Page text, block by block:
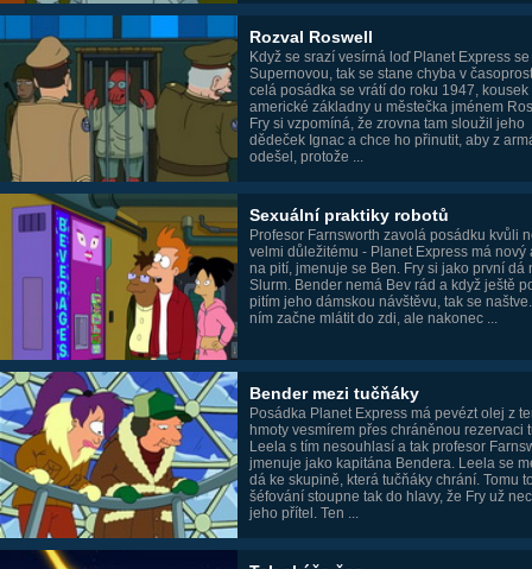
Rozval Roswell
Když se srazí vesírná loď Planet Express se
Supernovou, tak se stane chyba v
celá posádka se vrátí do roku 1947, kousek
americké základny u městečka jménem
Fry si vzpomíná, že zrovna tam sloužil jeho
dědeček Ignac a chce ho přinutit, aby z
odešel, protože ...
Sexuální praktiky robotů
Profesor Farnsworth zavolá posádku kvůli
velmi důležitému - Planet Express má nový
na pití, jmenuje se Ben. Fry si jako první dá
Slurm. Bender nemá Bev rád a když ještě
pitím jeho dámskou návštěvu, tak se
ním začne mlátit do zdi, ale nakonec ...
Bender mezi tučňáky
Posádka Planet Express má pevézt olej z
hmoty vesmírem přes chráněnou rezervaci
Leela s tím nesouhlasí a tak profesor
jmenuje jako kapitána Bendera. Leela se
dá ke skupině, která tučňáky chrání. Tomu
šéfování stoupne tak do hlavy, že Fry už
jeho přítel. Ten ...